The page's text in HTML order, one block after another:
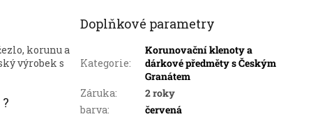
korunu a
výrobek s
Doplňkové parametry
Kategorie:
Korunovační klenoty a
dárkové předměty s Českým
Granátem
Záruka:
2 roky
barva:
červená